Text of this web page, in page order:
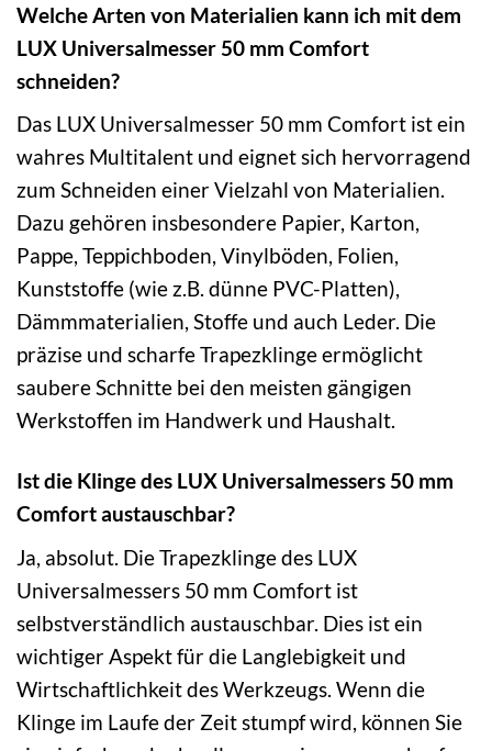
Welche Arten von Materialien kann ich mit dem
LUX Universalmesser 50 mm Comfort
schneiden?
Das LUX Universalmesser 50 mm Comfort ist ein
wahres Multitalent und eignet sich hervorragend
zum Schneiden einer Vielzahl von Materialien.
Dazu gehören insbesondere Papier, Karton,
Pappe, Teppichboden, Vinylböden, Folien,
Kunststoffe (wie z.B. dünne PVC-Platten),
Dämmmaterialien, Stoffe und auch Leder. Die
präzise und scharfe Trapezklinge ermöglicht
saubere Schnitte bei den meisten gängigen
Werkstoffen im Handwerk und Haushalt.
Ist die Klinge des LUX Universalmessers 50 mm
Comfort austauschbar?
Ja, absolut. Die Trapezklinge des LUX
Universalmessers 50 mm Comfort ist
selbstverständlich austauschbar. Dies ist ein
wichtiger Aspekt für die Langlebigkeit und
Wirtschaftlichkeit des Werkzeugs. Wenn die
Klinge im Laufe der Zeit stumpf wird, können Sie